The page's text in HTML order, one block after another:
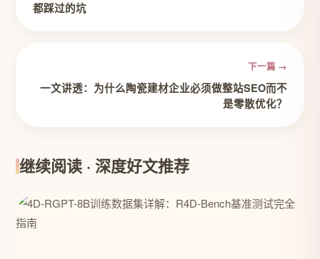
都踩过的坑
下一篇 →
一文讲透：为什么陶瓷建材企业必须做整站SEO而不
是零散优化？
继续阅读 · 深度好文推荐